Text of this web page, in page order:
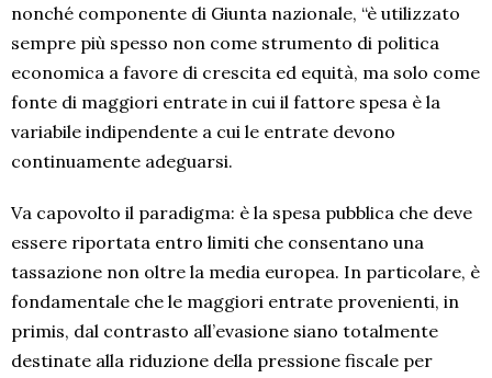
nonché componente di Giunta nazionale, “è utilizzato
sempre più spesso non come strumento di politica
economica a favore di crescita ed equità, ma solo come
fonte di maggiori entrate in cui il fattore spesa è la
variabile indipendente a cui le entrate devono
continuamente adeguarsi.
Va capovolto il paradigma: è la spesa pubblica che deve
essere riportata entro limiti che consentano una
tassazione non oltre la media europea. In particolare, è
fondamentale che le maggiori entrate provenienti, in
primis, dal contrasto all’evasione siano totalmente
destinate alla riduzione della pressione fiscale per